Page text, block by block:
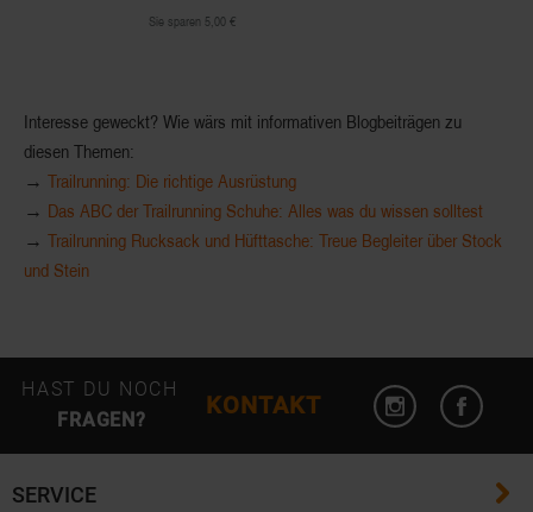
Sie sparen 5,00 €
Interesse geweckt? Wie wärs mit informativen Blogbeiträgen zu
diesen Themen:
→ Trailrunning: Die richtige Ausrüstung
→ Das ABC der Trailrunning Schuhe: Alles was du wissen solltest
→ Trailrunning Rucksack und Hüfttasche: Treue Begleiter über Stock
und Stein
SERVICE
HAST DU NOCH
FRAGEN?
KONTAKT